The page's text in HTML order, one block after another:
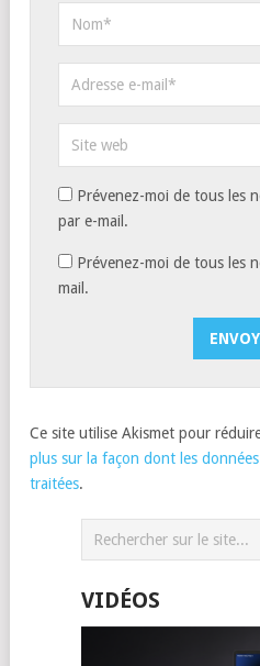
Prévenez-moi de tous les
par e-mail.
Prévenez-moi de tous les
mail.
Ce site utilise Akismet pour
plus sur la façon dont les
traitées.
VIDÉOS